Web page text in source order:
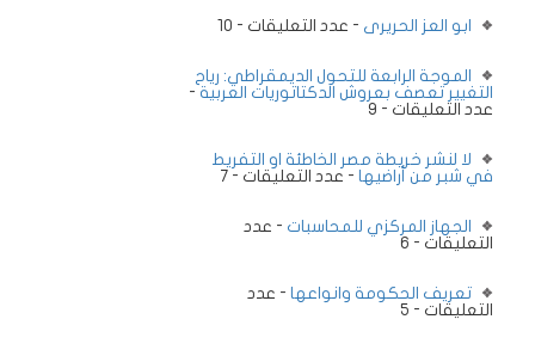
ابو العز الحريرى - عدد التعليقات - 10
الموجة الرابعة للتحول الديمقراطي: رياح
التغيير تعصف بعروش الدكتاتوريات العربية -
عدد التعليقات - 9
لا لنشر خريطة مصر الخاطئة او التفريط
في شبر من أراضيها - عدد التعليقات - 7
الجهاز المركزي للمحاسبات - عدد
التعليقات - 6
تعريف الحكومة وانواعها - عدد
التعليقات - 5